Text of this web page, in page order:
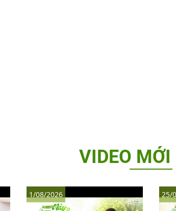
VIDEO
1/08/2026 25/